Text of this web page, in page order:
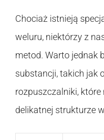
Chociaż istnieją
weluru, niektórzy z
metod. Warto jednak
substancji, takich jak
rozpuszczalniki,
delikatnej strukturze